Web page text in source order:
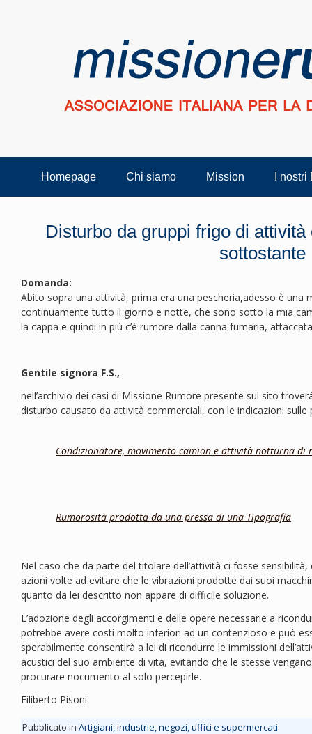
Homepage Chi siamo Mission I
Disturbo da gruppi frigo di
sottostante
Domanda:
Abito sopra una attività, prima era una pescheria,adesso è una
continuamente tutto il giorno e notte, che sono sotto la mia
la cappa e quindi in più c’è rumore dalla canna fumaria,
Gentile signora F.S.,
nell’archivio dei casi di Missione Rumore presente sul sito
disturbo causato da attività commerciali, con le indicazioni
Condizionatore, movimento camion e attività notturna di
Rumorosità prodotta da una pressa di una Tipografia
Nel caso che da parte del titolare dell’attività ci fosse
azioni volte ad evitare che le vibrazioni prodotte dai suoi
quanto da lei descritto non appare di difficile soluzione.
L’adozione degli accorgimenti e delle opere necessarie a
potrebbe avere costi molto inferiori ad un contenzioso e può
sperabilmente consentirà a lei di ricondurre le immissioni
acustici del suo ambiente di vita, evitando che le stesse
procurare nocumento al solo percepirle.
Filiberto Pisoni
Pubblicato in Artigiani, industrie, negozi, uffici e supermercati